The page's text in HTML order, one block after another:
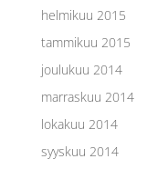
helmikuu 2015
tammikuu 2015
joulukuu 2014
marraskuu 2014
lokakuu 2014
syyskuu 2014